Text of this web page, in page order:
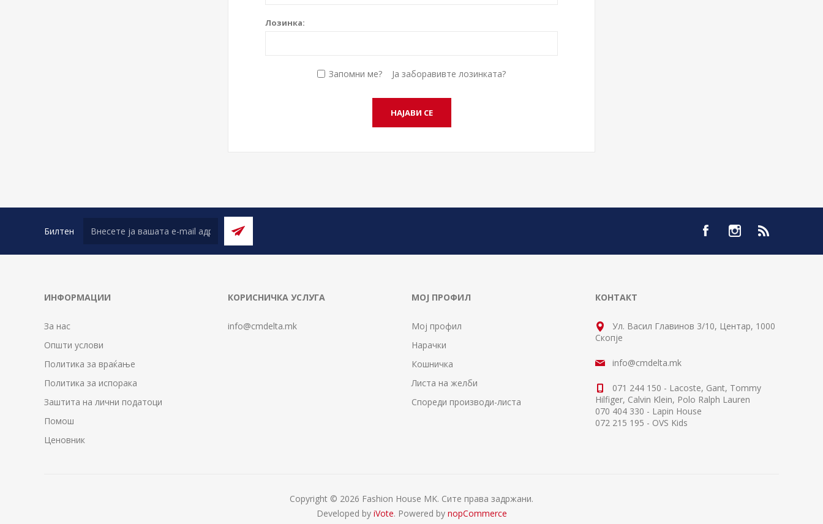
Лозинка:
Запомни ме? Ја заборавивте лозинката?
Билтен
ИНФОРМАЦИИ
За нас
Општи услови
Политика за враќање
Политика за испорака
Заштита на лични податоци
Помош
Ценовник
КОРИСНИЧКА УСЛУГА
info@cmdelta.mk
МОЈ ПРОФИЛ
Мој профил
Нарачки
Кошничка
Листа на желби
Спореди производи-листа
КОНТАКТ
Ул. Васил Главинов 3/10, Центар, 1000
Скопје
info@cmdelta.mk
071 244 150 - Lacoste, Gant, Tommy
Hilfiger, Calvin Klein, Polo Ralph Lauren
070 404 330 - Lapin House
072 215 195 - OVS Kids
Copyright © 2026 Fashion House MK. Сите права задржани.
Developed by iVote. Powered by nopCommerce